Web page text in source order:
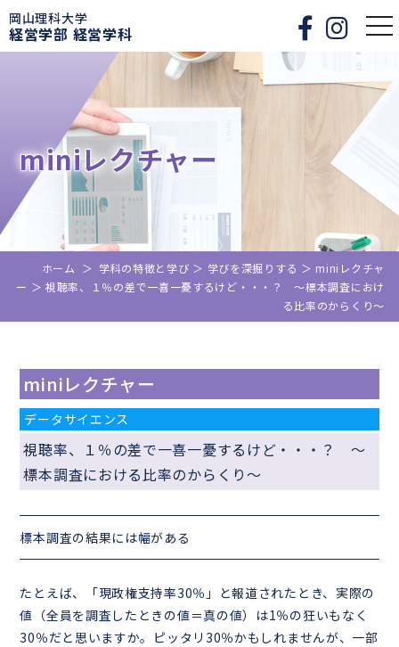
岡山理科大学
経営学部 経営学科
miniレクチャー
ホーム ＞ 学科の特徴と学び ＞ 学びを深掘りする ＞ miniレクチャ
ー ＞ 視聴率、１％の差で一喜一憂するけど・・・？ ～標本調査におけ
る比率のからくり～
miniレクチャー
データサイエンス
視聴率、１％の差で一喜一憂するけど・・・？ ～
標本調査における比率のからくり～
標本調査の結果には幅がある
たとえば、「現政権支持率30％」と報道されたとき、実際の
値（全員を調査したときの値＝真の値）は1％の狂いもなく
30％だと思いますか。ピッタリ30％かもしれませんが、一部